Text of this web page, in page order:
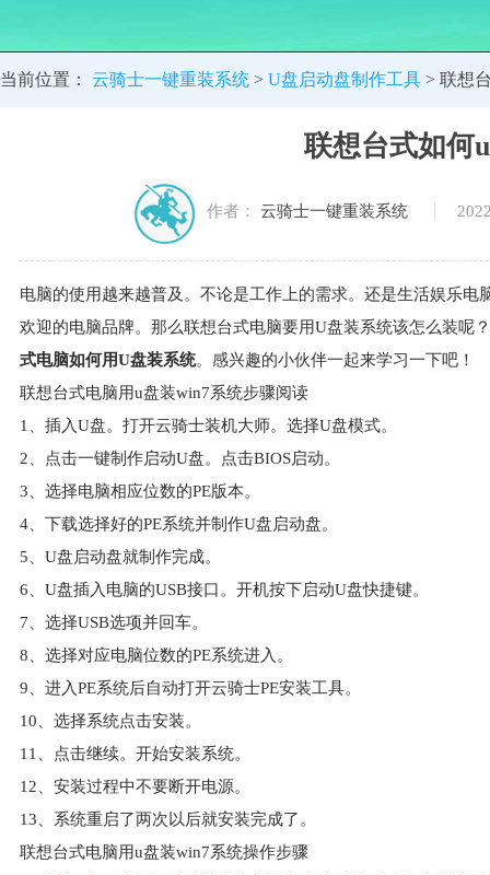
当前位置： 云骑士一键重装系统 > U盘启动盘制作工具 > 联想
联想台式如何
作者： 云骑士一键重装系统
电脑的使用越来越普及。不论是工作上的需求。还是生活娱乐
欢迎的电脑品牌。那么联想台式电脑要用U盘装系统该怎么装呢
式电脑如何用U盘装系统。感兴趣的小伙伴一起来学习一下吧！
联想台式电脑用u盘装win7系统步骤阅读
1、插入U盘。打开云骑士装机大师。选择U盘模式。
2、点击一键制作启动U盘。点击BIOS启动。
3、选择电脑相应位数的PE版本。
4、下载选择好的PE系统并制作U盘启动盘。
5、U盘启动盘就制作完成。
6、U盘插入电脑的USB接口。开机按下启动U盘快捷键。
7、选择USB选项并回车。
8、选择对应电脑位数的PE系统进入。
9、进入PE系统后自动打开云骑士PE安装工具。
10、选择系统点击安装。
11、点击继续。开始安装系统。
12、安装过程中不要断开电源。
13、系统重启了两次以后就安装完成了。
联想台式电脑用u盘装win7系统操作步骤